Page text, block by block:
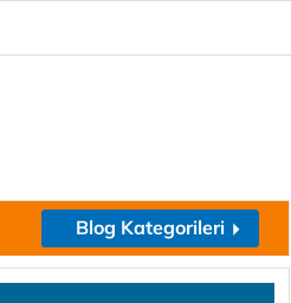
Blog Kategorileri